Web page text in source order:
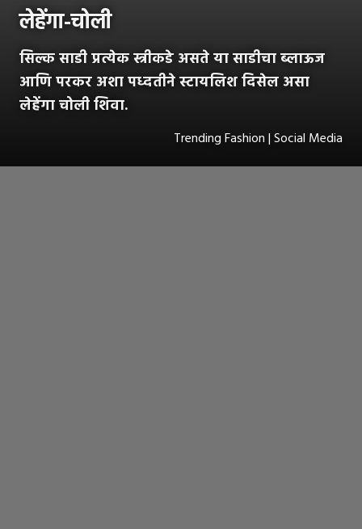
लेहेंगा-चोली
सिल्क साडी प्रत्येक स्त्रीकडे असते या साडीचा ब्लाऊज
आणि परकर अशा पध्दतीने स्टायलिश दिसेल असा
लेहेंगा चोली शिवा.
Trending Fashion | Social Media